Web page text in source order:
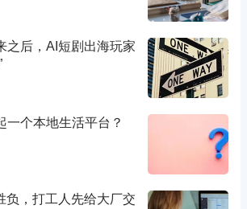
之后，AI短剧出海玩家
一个本地生活平台？
负，打工人先给大厂交